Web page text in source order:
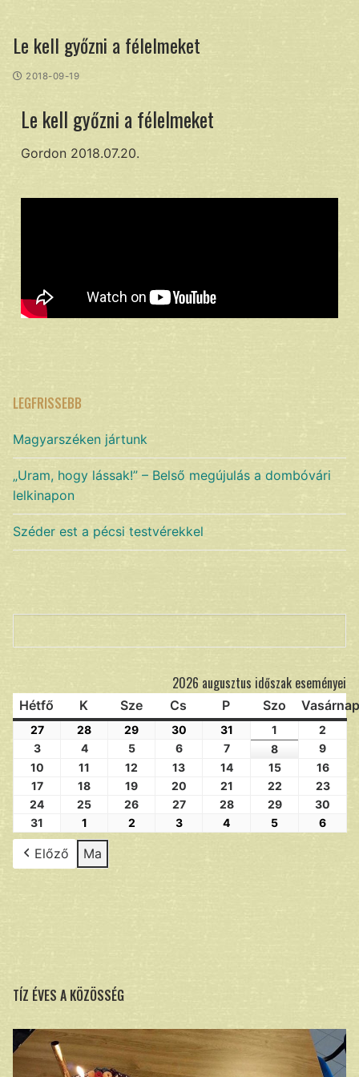
Le kell győzni a félelmeket
2018-09-19
Le kell győzni a félelmeket
Gordon 2018.07.20.
LEGFRISSEBB
Magyarszéken jártunk
„Uram, hogy lássak!” – Belső megújulás a dombóvári
lelkinapon
Széder est a pécsi testvérekkel
2026 augusztus időszak eseményei
Hétfő K Sze Cs P Szo Vasárnap
27 28 29 30 31 1
2
3
4 5 6 7 8
9
10
11 12 13 14 15
16
17
18 19 20 21 22
23
24
25 26 27 28 29
30
31
1 2 3 4 5 6
Előző Ma
TÍZ ÉVES A KÖZÖSSÉG